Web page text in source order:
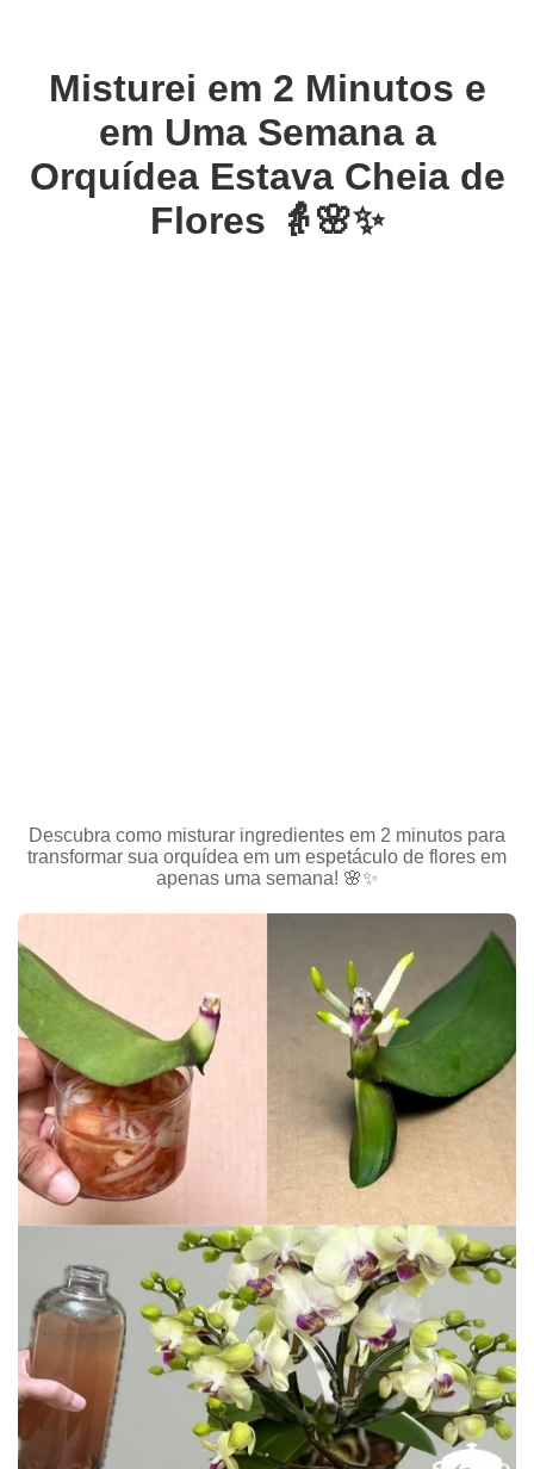
Misturei em 2 Minutos e
em Uma Semana a
Orquídea Estava Cheia de
Flores 👵🌸✨
Descubra como misturar ingredientes em 2 minutos para
transformar sua orquídea em um espetáculo de flores em
apenas uma semana! 🌸✨